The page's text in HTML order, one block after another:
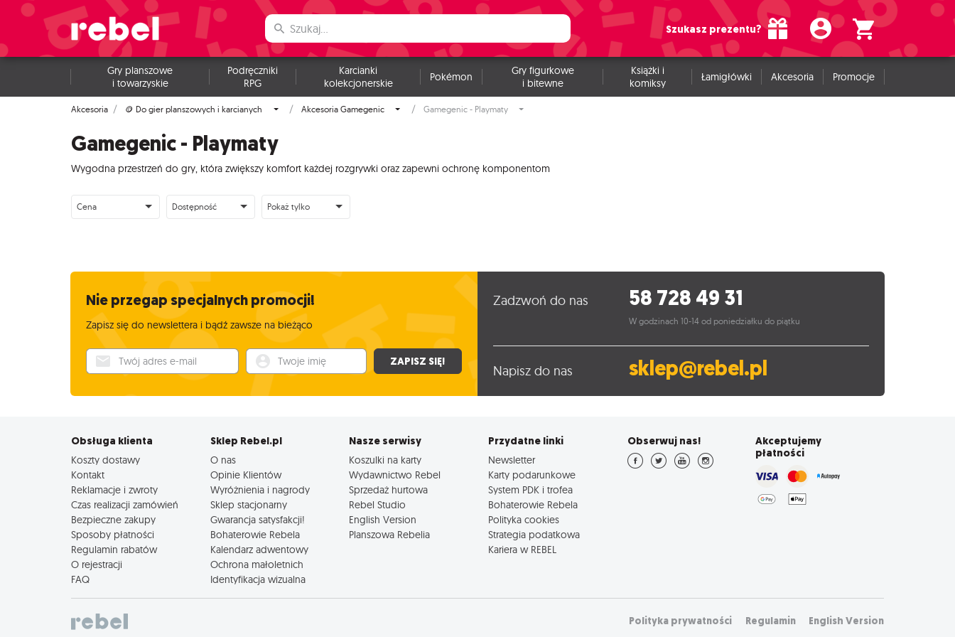
Szukasz prezentu?
Gry planszowe
i towarzyskie
Podręczniki
RPG
Karcianki
kolekcjonerskie
Pokémon
Gry figurkowe
i bitewne
Książki i
komiksy
Łamigłówki Akcesoria Promocje
Akcesoria 🪙 Do gier planszowych i karcianych Akcesoria Gamegenic Gamegenic - Playmaty
Gamegenic - Playmaty
Wygodna przestrzeń do gry, która zwiększy komfort każdej rozgrywki oraz zapewni ochronę komponentom
Cena Dostępność Pokaż tylko
Nie przegap specjalnych promocji!
Zapisz się do newslettera i bądź zawsze na bieżąco
Twój adres e-mail Twoje imię ZAPISZ SIĘ!
Zadzwoń do nas 58 728 49 31
W godzinach 10-14 od poniedziałku do piątku
Napisz do nas sklep@rebel.pl
Obsługa klienta
Koszty dostawy
Kontakt
Reklamacje i zwroty
Czas realizacji zamówień
Bezpieczne zakupy
Sposoby płatności
Regulamin rabatów
O rejestracji
FAQ
Sklep Rebel.pl
O nas
Opinie Klientów
Wyróżnienia i nagrody
Sklep stacjonarny
Gwarancja satysfakcji!
Bohaterowie Rebela
Kalendarz adwentowy
Ochrona małoletnich
Identyfikacja wizualna
Nasze serwisy
Koszulki na karty
Wydawnictwo Rebel
Sprzedaż hurtowa
Rebel Studio
English Version
Planszowa Rebelia
Przydatne linki
Newsletter
Karty podarunkowe
System PDK i trofea
Bohaterowie Rebela
Polityka cookies
Strategia podatkowa
Kariera w REBEL
Obserwuj nas!
Akceptujemy
płatności
Polityka prywatności Regulamin English Version